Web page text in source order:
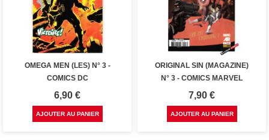
OMEGA MEN (LES) N° 3 -
COMICS DC
Prix
6,90 €
AJOUTER AU PANIER
ORIGINAL SIN (MAGAZINE)
N° 3 - COMICS MARVEL
Prix
7,90 €
AJOUTER AU PANIER